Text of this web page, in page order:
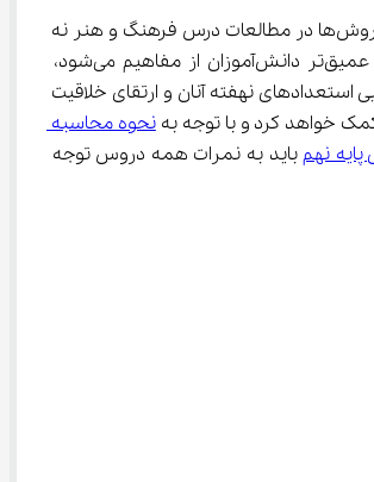
به کارگیری این روش‌ها در مطالعات درس فرهنگ و هنر نه
تنها باعث درک عمیق‌تر دانش‌آموزان از مفاهیم می‌شود،
استعدادهای نهفته آنان و ارتقای خلاقیت
نحوه محاسبه
نهم باید به نمرات همه دروس توجه